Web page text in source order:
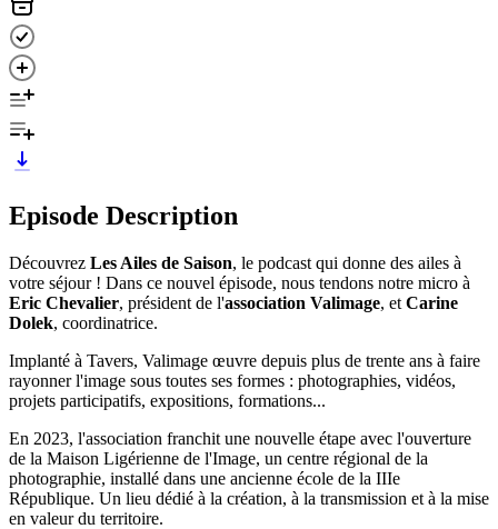
Episode Description
Découvrez Les Ailes de Saison, le podcast qui donne des ailes à
votre séjour ! Dans ce nouvel épisode, nous tendons notre micro à
Eric Chevalier, président de l'association Valimage, et Carine
Dolek, coordinatrice.
Implanté à Tavers, Valimage œuvre depuis plus de trente ans à faire
rayonner l'image sous toutes ses formes : photographies, vidéos,
projets participatifs, expositions, formations...
En 2023, l'association franchit une nouvelle étape avec l'ouverture
de la Maison Ligérienne de l'Image, un centre régional de la
photographie, installé dans une ancienne école de la IIIe
République. Un lieu dédié à la création, à la transmission et à la mise
en valeur du territoire.